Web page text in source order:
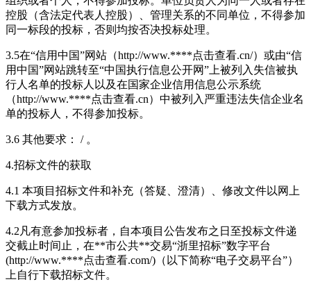
控股（含法定代表人控股）、管理关系的不同单位，不得参加
同一标段的投标，否则均按否决投标处理。
3.5在“信用中国”网站（http://www.****点击查看.cn/）或由“信
用中国”网站跳转至“中国执行信息公开网”上被列入失信被执
行人名单的投标人以及在国家企业信用信息公示系统
（http://www.****点击查看.cn）中被列入严重违法失信企业名
单的投标人，不得参加投标。
3.6 其他要求： / 。
4.招标文件的获取
4.1 本项目招标文件和补充（答疑、澄清）、修改文件以网上
下载方式发放。
4.2凡有意参加投标者，自本项目公告发布之日至投标文件递
交截止时间止，在**市公共**交易“浙里招标”数字平台
(http://www.****点击查看.com/)（以下简称“电子交易平台”）
上自行下载招标文件。